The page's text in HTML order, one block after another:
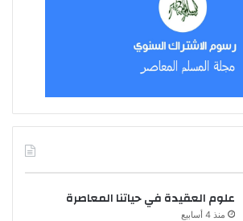
علوم العقيدة في حياتنا المعاصرة
منذ 4 أسابيع